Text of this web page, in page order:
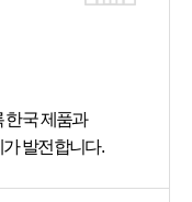
한국 제품과
발전합니다.